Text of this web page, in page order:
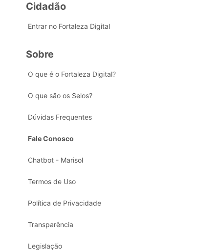
Cidadão
Entrar no Fortaleza Digital
Sobre
O que é o Fortaleza Digital?
O que são os Selos?
Dúvidas Frequentes
Fale Conosco
Chatbot - Marisol
Termos de Uso
Política de Privacidade
Transparência
Legislação